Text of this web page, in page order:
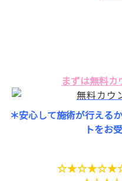
まずは無料
＊安心して施術が行える
トをお